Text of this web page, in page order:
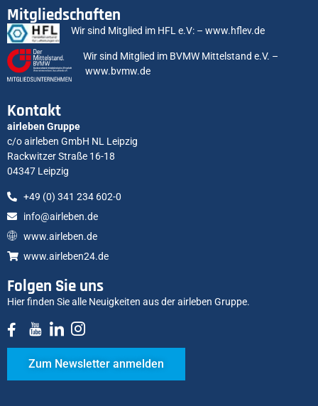
Mitgliedschaften
Wir sind Mitglied im HFL e.V: – www.hflev.de
Wir sind Mitglied im BVMW Mittelstand e.V. –
www.bvmw.de
Kontakt
airleben Gruppe
c/o airleben GmbH NL Leipzig
Rackwitzer Straße 16-18
04347 Leipzig
+49 (0) 341 234 602-0
info@airleben.de
www.airleben.de
www.airleben24.de
Folgen Sie uns
Hier finden Sie alle Neuigkeiten aus der airleben Gruppe.
Zum Newsletter anmelden